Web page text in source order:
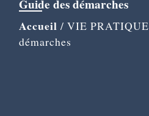
Guide des démarches
Accueil / VIE PRATIQUE
démarches